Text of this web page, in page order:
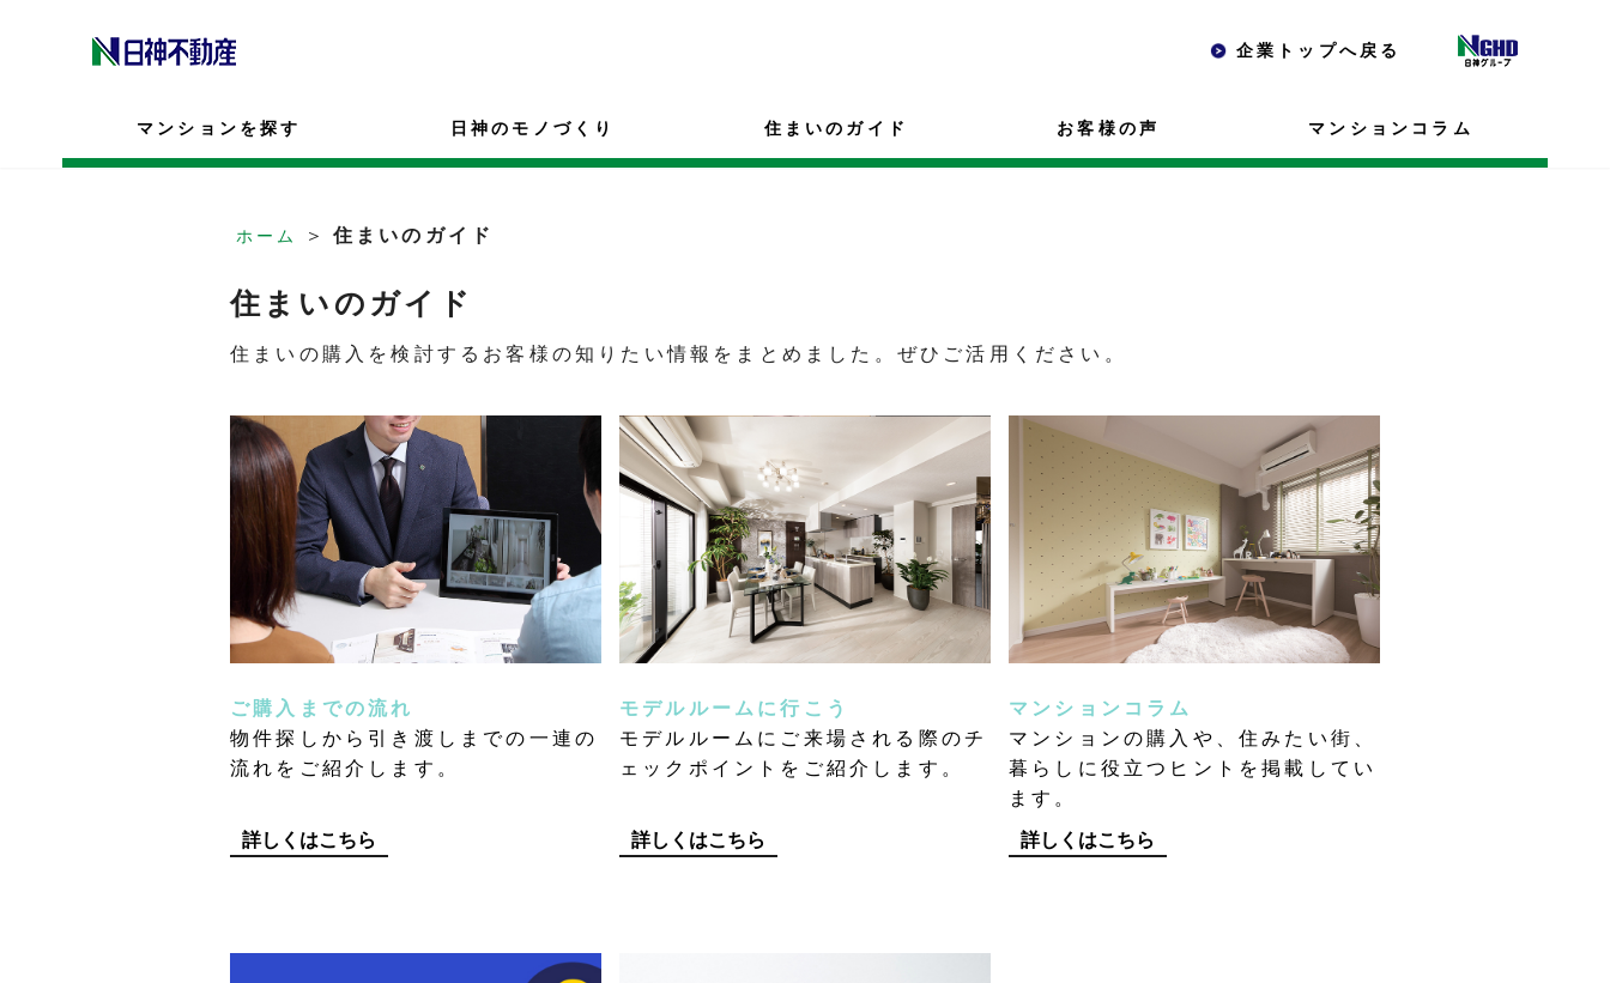
企業トップへ戻る
マンションを探す 日神のモノづくり 住まいのガイド お客様の声 マンションコラム
ホーム ＞ 住まいのガイド
住まいのガイド
住まいの購入を検討するお客様の知りたい情報をまとめました。ぜひご活用ください。
ご購入までの流れ
物件探しから引き渡しまでの一連の
流れをご紹介します。
詳しくはこちら
モデルルームに行こう
モデルルームにご来場される際のチ
ェックポイントをご紹介します。
詳しくはこちら
マンションコラム
マンションの購入や、住みたい街、
暮らしに役立つヒントを掲載してい
ます。
詳しくはこちら